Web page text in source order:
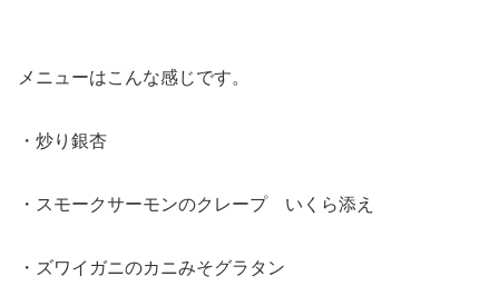
メニューはこんな感じです。
・炒り銀杏
・スモークサーモンのクレープ いくら添え
・ズワイガニのカニみそグラタン